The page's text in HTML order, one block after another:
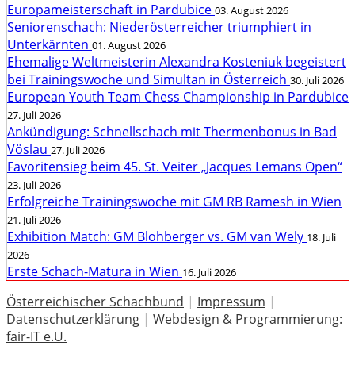
Europameisterschaft in Pardubice 03. August 2026
Seniorenschach: Niederösterreicher triumphiert in
Unterkärnten 01. August 2026
Ehemalige Weltmeisterin Alexandra Kosteniuk begeistert
bei Trainingswoche und Simultan in Österreich 30. Juli 2026
European Youth Team Chess Championship in Pardubice
27. Juli 2026
Ankündigung: Schnellschach mit Thermenbonus in Bad
Vöslau 27. Juli 2026
Favoritensieg beim 45. St. Veiter „Jacques Lemans Open“
23. Juli 2026
Erfolgreiche Trainingswoche mit GM RB Ramesh in Wien
21. Juli 2026
Exhibition Match: GM Blohberger vs. GM van Wely 18. Juli
2026
Erste Schach-Matura in Wien 16. Juli 2026
Österreichischer Schachbund | Impressum |
Datenschutzerklärung | Webdesign & Programmierung:
fair-IT e.U.